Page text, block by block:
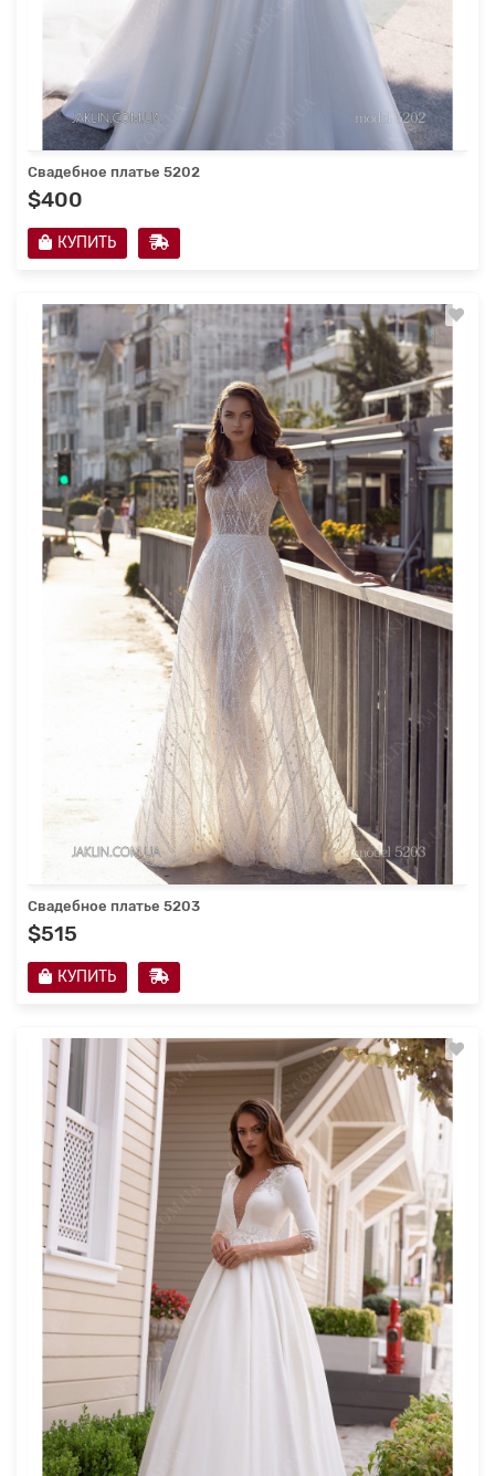
Свадебное платье 5202
$400
КУПИТЬ
Свадебное платье 5203
$515
КУПИТЬ